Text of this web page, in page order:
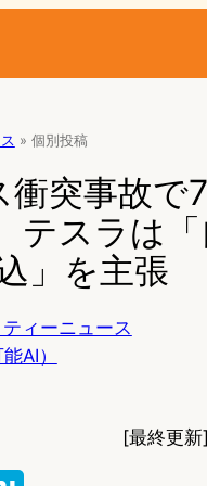
» 個別投稿
突事故で
テスラは
」を主張
ィーニュース
AI）
[最終更新]